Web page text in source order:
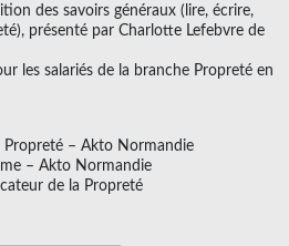
des savoirs généraux (lire, écrire,
présenté par Charlotte Lefebvre de
les salariés de la branche Propreté en
Propreté – Akto Normandie
– Akto Normandie
de la Propreté